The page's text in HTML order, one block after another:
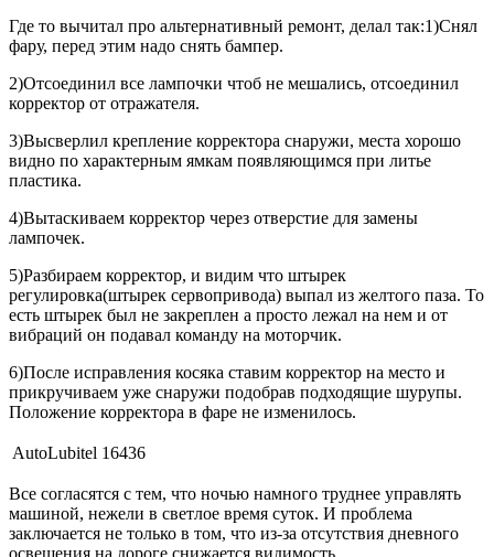
Где то вычитал про альтернативный ремонт, делал так:1)Снял
фару, перед этим надо снять бампер.
2)Отсоединил все лампочки чтоб не мешались, отсоединил
корректор от отражателя.
3)Высверлил крепление корректора снаружи, места хорошо
видно по характерным ямкам появляющимся при литье
пластика.
4)Вытаскиваем корректор через отверстие для замены
лампочек.
5)Разбираем корректор, и видим что штырек
регулировка(штырек сервопривода) выпал из желтого паза. То
есть штырек был не закреплен а просто лежал на нем и от
вибраций он подавал команду на моторчик.
6)После исправления косяка ставим корректор на место и
прикручиваем уже снаружи подобрав подходящие шурупы.
Положение корректора в фаре не изменилось.
AutoLubitel 16436
Все согласятся с тем, что ночью намного труднее управлять
машиной, нежели в светлое время суток. И проблема
заключается не только в том, что из-за отсутствия дневного